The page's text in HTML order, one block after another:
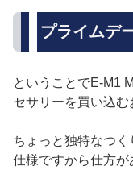
プライムデ
ということでE-M1
セサリーを買い込む
ちょっと独特なつ
仕様ですから仕方が